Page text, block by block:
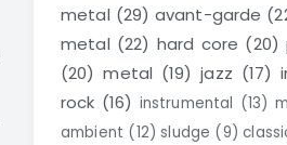
metal (29) avant-garde
metal (22) hard core (20)
(20) metal (19) jazz (17)
rock (16) instrumental (13)
ambient (12) sludge (9)